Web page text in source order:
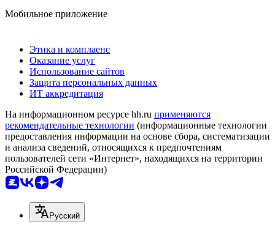
Мобильное приложение
Этика и комплаенс
Оказание услуг
Использование сайтов
Защита персональных данных
ИТ аккредитация
На информационном ресурсе hh.ru применяются
рекомендательные технологии (информационные технологии
предоставления информации на основе сбора, систематизации
и анализа сведений, относящихся к предпочтениям
пользователей сети «Интернет», находящихся на территории
Российской Федерации)
Русский